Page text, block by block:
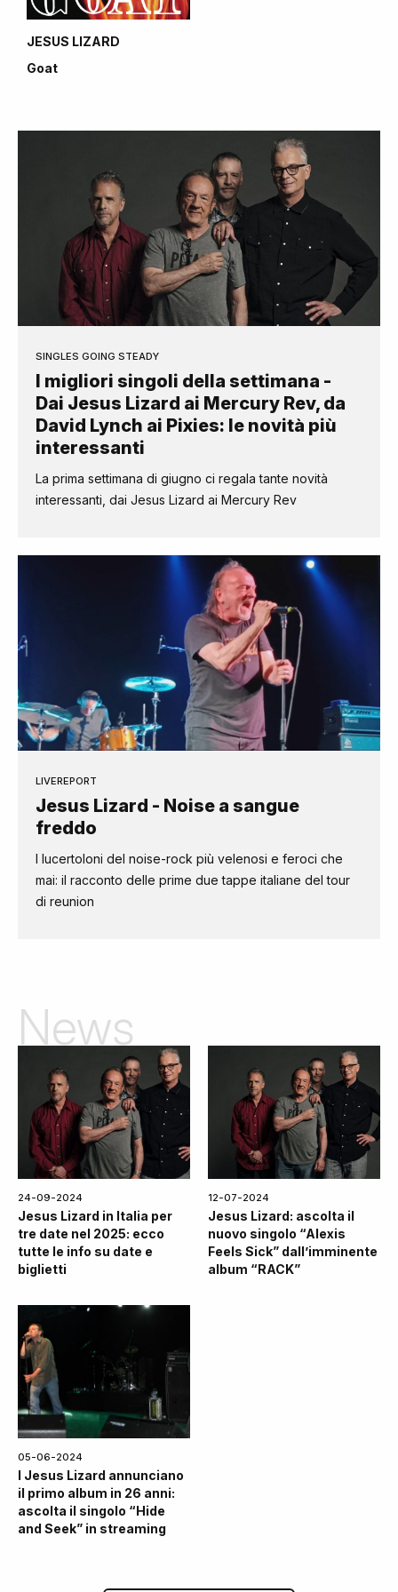
JESUS LIZARD
Goat
SINGLES GOING STEADY
I migliori singoli della settimana -
Dai Jesus Lizard ai Mercury Rev, da
David Lynch ai Pixies: le novità più
interessanti
La prima settimana di giugno ci regala tante novità
interessanti, dai Jesus Lizard ai Mercury Rev
LIVEREPORT
Jesus Lizard - Noise a sangue
freddo
I lucertoloni del noise-rock più velenosi e feroci che
mai: il racconto delle prime due tappe italiane del tour
di reunion
News
24-09-2024
Jesus Lizard in Italia per
tre date nel 2025: ecco
tutte le info su date e
biglietti
12-07-2024
Jesus Lizard: ascolta il
nuovo singolo “Alexis
Feels Sick” dall’imminente
album “RACK”
05-06-2024
I Jesus Lizard annunciano
il primo album in 26 anni:
ascolta il singolo “Hide
and Seek” in streaming